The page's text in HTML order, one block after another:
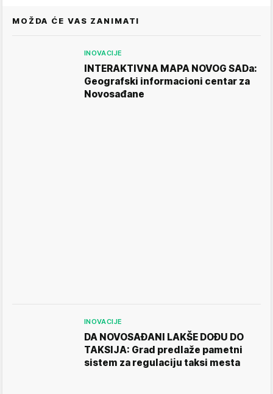
MOŽDA ĆE VAS ZANIMATI
INOVACIJE
INTERAKTIVNA MAPA NOVOG SADa:
Geografski informacioni centar za
Novosađane
INOVACIJE
DA NOVOSAĐANI LAKŠE DOĐU DO
TAKSIJA: Grad predlaže pametni
sistem za regulaciju taksi mesta